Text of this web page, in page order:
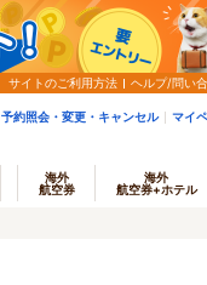
サイトのご利用方法 ヘルプ/問い
予約照会・変更・キャンセル マイ
海外
航空券
海外
航空券+ホテル